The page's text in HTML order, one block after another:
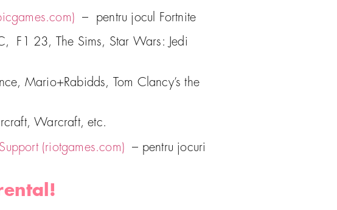
– pentru jocul Fortnite
F1 23, The Sims, Star Wars: Jedi
Mario+Rabidds, Tom Clancy’s the
Warcraft, etc.
(riotgames.com) – pentru jocuri